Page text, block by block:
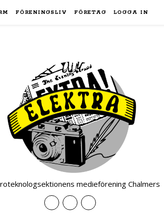
FÖRENINGSLIV FÖRETAG LOGGA IN
medieförening Chalmers